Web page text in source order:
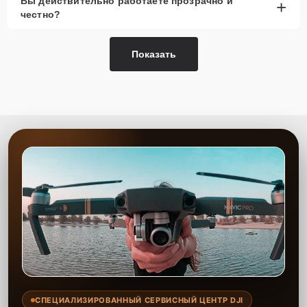
подробную информацию можно получить в разделе
Наличие запчастей и их
поступления запчастей, мастера приступают к ремонту сразу
Стоимость услуг и
запчастей
Для всех клиентов действуют демократичные и фиксированные
цены. Конечная стоимость работ обсуждается с клиентом и не в
коем случае не может измениться в процессе работ. Сервис не
навязывает клиентам дополнительные услуги и не
предусматривает скрытые платежи. Рассчитать предварительную
честно?
+
Показать
СПЕЦИАЛИЗИРОВАННЫЙ СЕРВИСНЫЙ ЦЕНТР DJI